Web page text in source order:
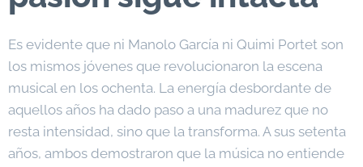
Es evidente que ni Manolo García ni Quimi Portet son
los mismos jóvenes que revolucionaron la escena
musical en los ochenta. La energía desbordante de
aquellos años ha dado paso a una madurez que no
resta intensidad, sino que la transforma. A sus setenta
años, ambos demostraron que la música no entiende